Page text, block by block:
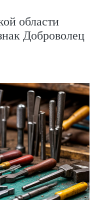
области
Доброволец